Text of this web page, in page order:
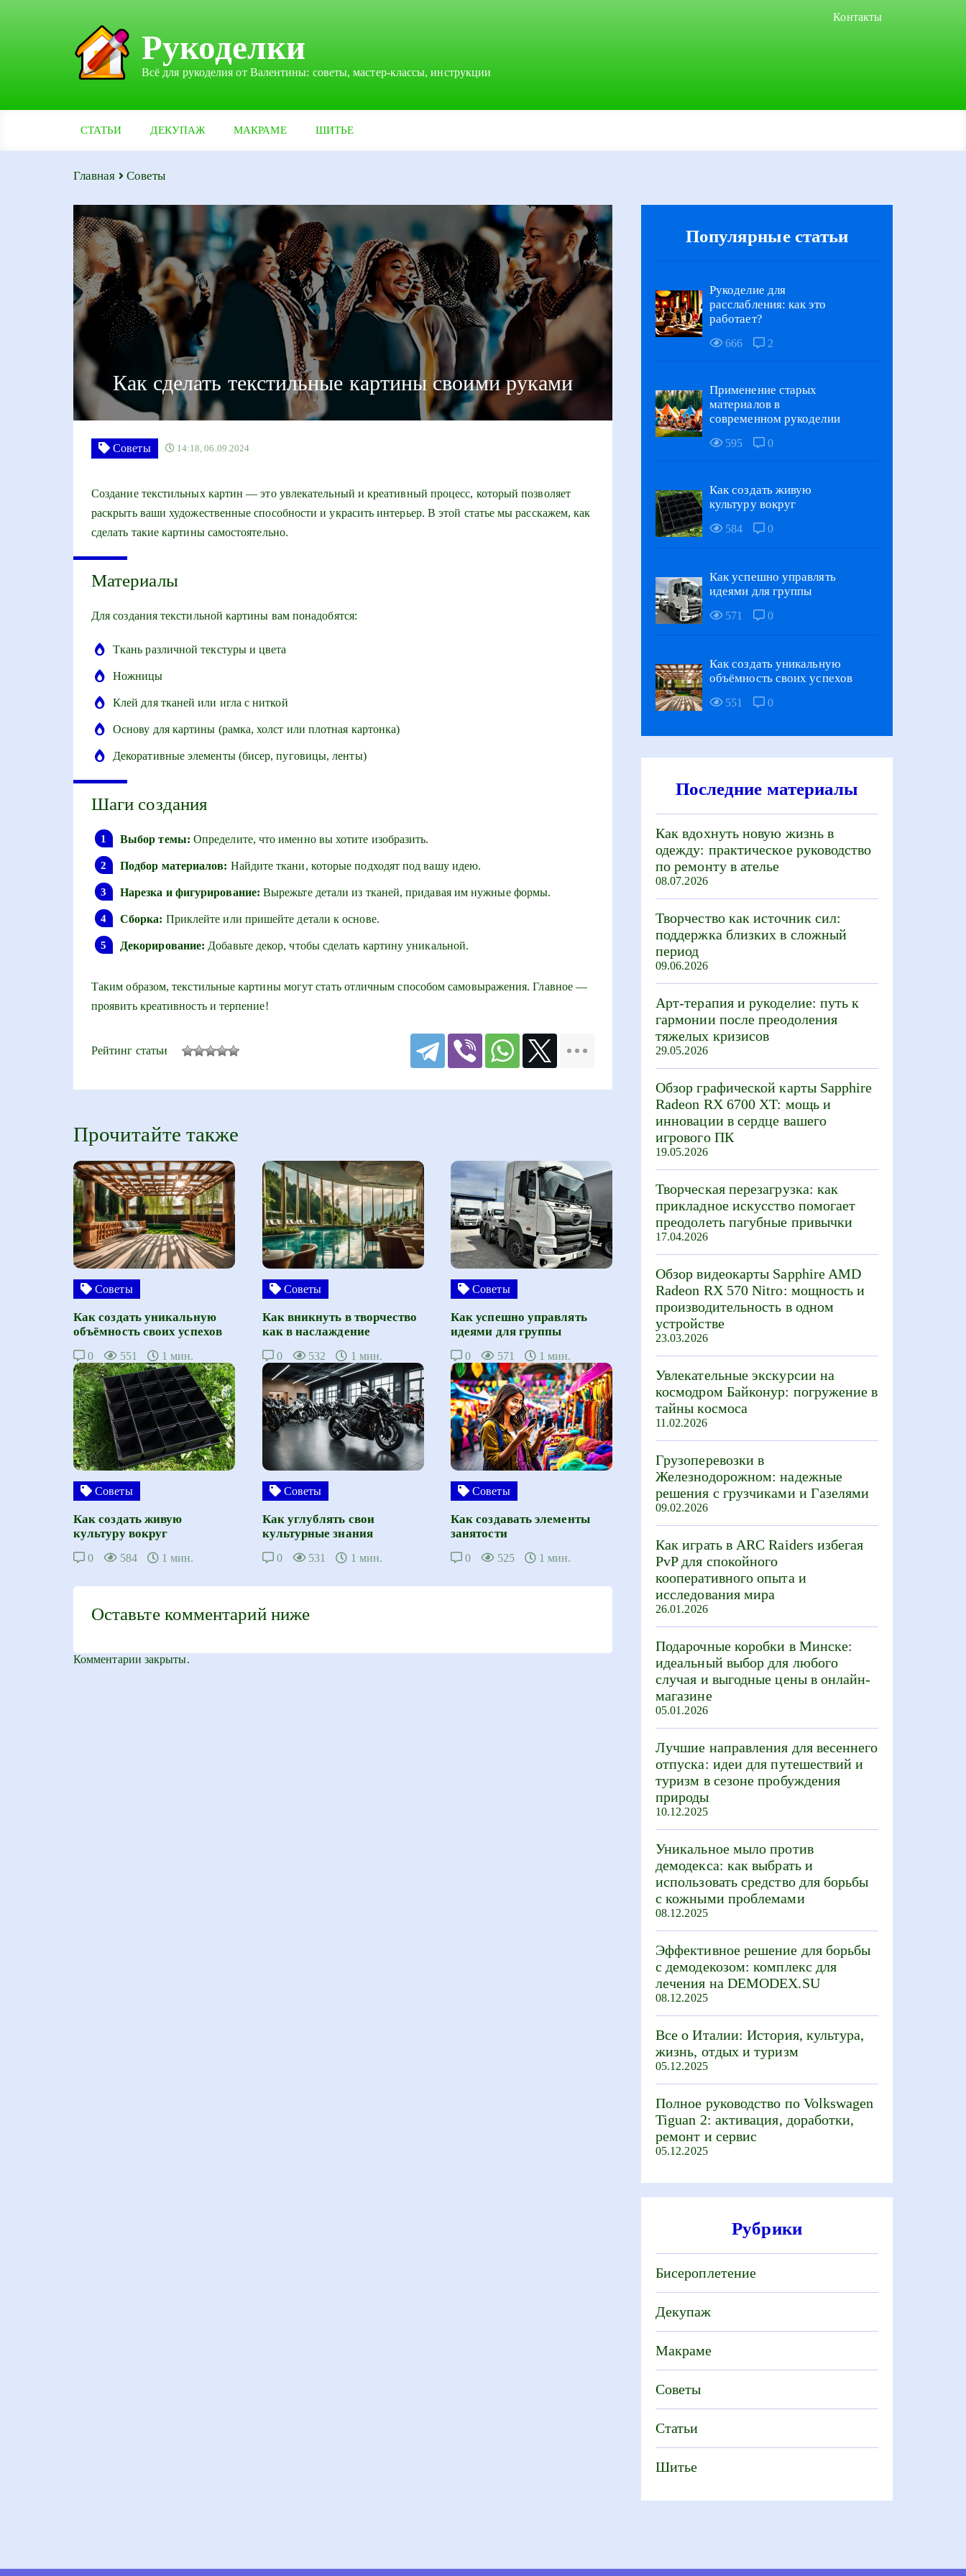
Контакты
Рукоделки
Всё для рукоделия от Валентины: советы, мастер-классы, инструкции
СТАТЬИ ДЕКУПАЖ МАКРАМЕ ШИТЬЕ
Главная Советы
Как сделать текстильные картины своими руками
Советы 14:18, 06.09.2024
Создание текстильных картин — это увлекательный и креативный процесс, который позволяет
раскрыть ваши художественные способности и украсить интерьер. В этой статье мы расскажем, как
сделать такие картины самостоятельно.
Материалы
Для создания текстильной картины вам понадобятся:
Ткань различной текстуры и цвета
Ножницы
Клей для тканей или игла с ниткой
Основу для картины (рамка, холст или плотная картонка)
Декоративные элементы (бисер, пуговицы, ленты)
Шаги создания
Выбор темы: Определите, что именно вы хотите изобразить.
Подбор материалов: Найдите ткани, которые подходят под вашу идею.
Нарезка и фигурирование: Вырежьте детали из тканей, придавая им нужные формы.
Сборка: Приклейте или пришейте детали к основе.
Декорирование: Добавьте декор, чтобы сделать картину уникальной.
Таким образом, текстильные картины могут стать отличным способом самовыражения. Главное —
проявить креативность и терпение!
Рейтинг статьи
Прочитайте также
Советы
Как создать уникальную
объёмность своих успехов
0 551 1 мин.
Советы
Как вникнуть в творчество
как в наслаждение
0 532 1 мин.
Советы
Как успешно управлять
идеями для группы
0 571 1 мин.
Советы
Как создать живую
культуру вокруг
0 584 1 мин.
Советы
Как углублять свои
культурные знания
0 531 1 мин.
Советы
Как создавать элементы
занятости
0 525 1 мин.
Оставьте комментарий ниже
Комментарии закрыты.
Популярные статьи
Рукоделие для
расслабления: как это
работает?
666 2
Применение старых
материалов в
современном рукоделии
595 0
Как создать живую
культуру вокруг
584 0
Как успешно управлять
идеями для группы
571 0
Как создать уникальную
объёмность своих успехов
551 0
Последние материалы
Как вдохнуть новую жизнь в
одежду: практическое руководство
по ремонту в ателье
08.07.2026
Творчество как источник сил:
поддержка близких в сложный
период
09.06.2026
Арт-терапия и рукоделие: путь к
гармонии после преодоления
тяжелых кризисов
29.05.2026
Обзор графической карты Sapphire
Radeon RX 6700 XT: мощь и
инновации в сердце вашего
игрового ПК
19.05.2026
Творческая перезагрузка: как
прикладное искусство помогает
преодолеть пагубные привычки
17.04.2026
Обзор видеокарты Sapphire AMD
Radeon RX 570 Nitro: мощность и
производительность в одном
устройстве
23.03.2026
Увлекательные экскурсии на
космодром Байконур: погружение в
тайны космоса
11.02.2026
Грузоперевозки в
Железнодорожном: надежные
решения с грузчиками и Газелями
09.02.2026
Как играть в ARC Raiders избегая
PvP для спокойного
кооперативного опыта и
исследования мира
26.01.2026
Подарочные коробки в Минске:
идеальный выбор для любого
случая и выгодные цены в онлайн-
магазине
05.01.2026
Лучшие направления для весеннего
отпуска: идеи для путешествий и
туризм в сезоне пробуждения
природы
10.12.2025
Уникальное мыло против
демодекса: как выбрать и
использовать средство для борьбы
с кожными проблемами
08.12.2025
Эффективное решение для борьбы
с демодекозом: комплекс для
лечения на DEMODEX.SU
08.12.2025
Все о Италии: История, культура,
жизнь, отдых и туризм
05.12.2025
Полное руководство по Volkswagen
Tiguan 2: активация, доработки,
ремонт и сервис
05.12.2025
Рубрики
Бисероплетение
Декупаж
Макраме
Советы
Статьи
Шитье